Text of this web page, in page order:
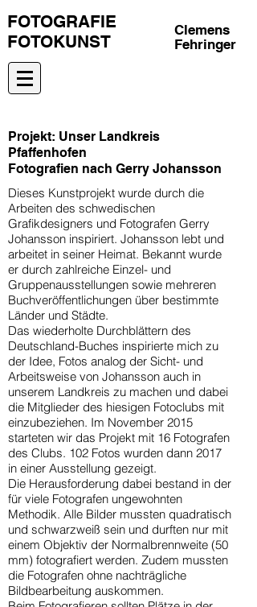
Clemens
Fehringer
FOTOGRAFIE
FOTOKUNST
Projekt: Unser Landkreis
Pfaffenhofen
Fotografien nach Gerry Johansson
Dieses Kunstprojekt wurde durch die
Arbeiten des schwedischen
Grafikdesigners und Fotografen Gerry
Johansson inspiriert. Johansson lebt und
arbeitet in seiner Heimat. Bekannt wurde
er durch zahlreiche Einzel- und
Gruppenausstellungen sowie mehreren
Buchveröffentlichungen über bestimmte
Länder und Städte.
Das wiederholte Durchblättern des
Deutschland-Buches inspirierte mich zu
der Idee, Fotos analog der Sicht- und
Arbeitsweise von Johansson auch in
unserem Landkreis zu machen und dabei
die Mitglieder des hiesigen Fotoclubs mit
einzubeziehen. Im November 2015
starteten wir das Projekt mit 16 Fotografen
des Clubs. 102 Fotos wurden dann 2017
in einer Ausstellung gezeigt.
Die Herausforderung dabei bestand in der
für viele Fotografen ungewohnten
Methodik. Alle Bilder mussten quadratisch
und schwarzweiß sein und durften nur mit
einem Objektiv der Normalbrennweite (50
mm) fotografiert werden. Zudem mussten
die Fotografen ohne nachträgliche
Bildbearbeitung auskommen.